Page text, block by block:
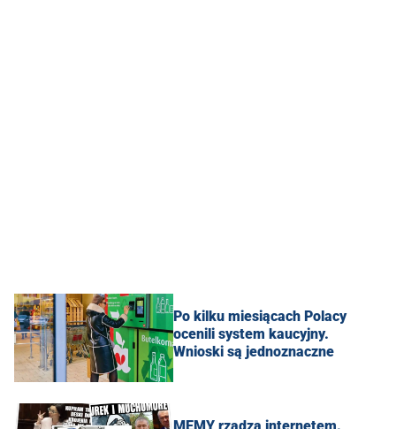
Po kilku miesiącach Polacy
ocenili system kaucyjny.
Wnioski są jednoznaczne